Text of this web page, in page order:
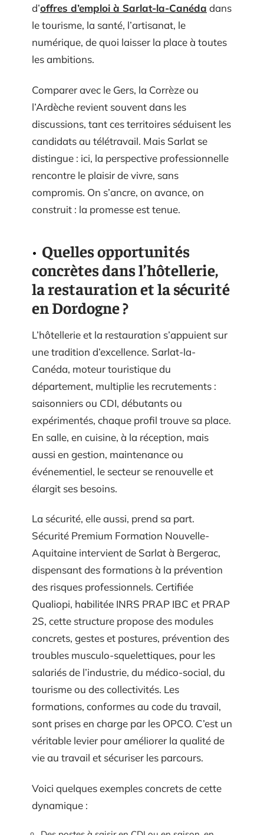
d’offres d’emploi à Sarlat-la-Canéda dans
le tourisme, la santé, l’artisanat, le
numérique, de quoi laisser la place à toutes
les ambitions.
Comparer avec le Gers, la Corrèze ou
l’Ardèche revient souvent dans les
discussions, tant ces territoires séduisent les
candidats au télétravail. Mais Sarlat se
distingue : ici, la perspective professionnelle
rencontre le plaisir de vivre, sans
compromis. On s’ancre, on avance, on
construit : la promesse est tenue.
Quelles opportunités
concrètes dans l’hôtellerie,
la restauration et la sécurité
en Dordogne ?
L’hôtellerie et la restauration s’appuient sur
une tradition d’excellence. Sarlat-la-
Canéda, moteur touristique du
département, multiplie les recrutements :
saisonniers ou CDI, débutants ou
expérimentés, chaque profil trouve sa place.
En salle, en cuisine, à la réception, mais
aussi en gestion, maintenance ou
événementiel, le secteur se renouvelle et
élargit ses besoins.
La sécurité, elle aussi, prend sa part.
Sécurité Premium Formation Nouvelle-
Aquitaine intervient de Sarlat à Bergerac,
dispensant des formations à la prévention
des risques professionnels. Certifiée
Qualiopi, habilitée INRS PRAP IBC et PRAP
2S, cette structure propose des modules
concrets, gestes et postures, prévention des
troubles musculo-squelettiques, pour les
salariés de l’industrie, du médico-social, du
tourisme ou des collectivités. Les
formations, conformes au code du travail,
sont prises en charge par les OPCO. C’est un
véritable levier pour améliorer la qualité de
vie au travail et sécuriser les parcours.
Voici quelques exemples concrets de cette
dynamique :